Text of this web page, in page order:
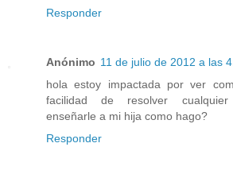
Responder
Anónimo 11 de julio de 2012 a las
hola estoy impactada por ver
facilidad de resolver cualquier
enseñarle a mi hija como hago?
Responder